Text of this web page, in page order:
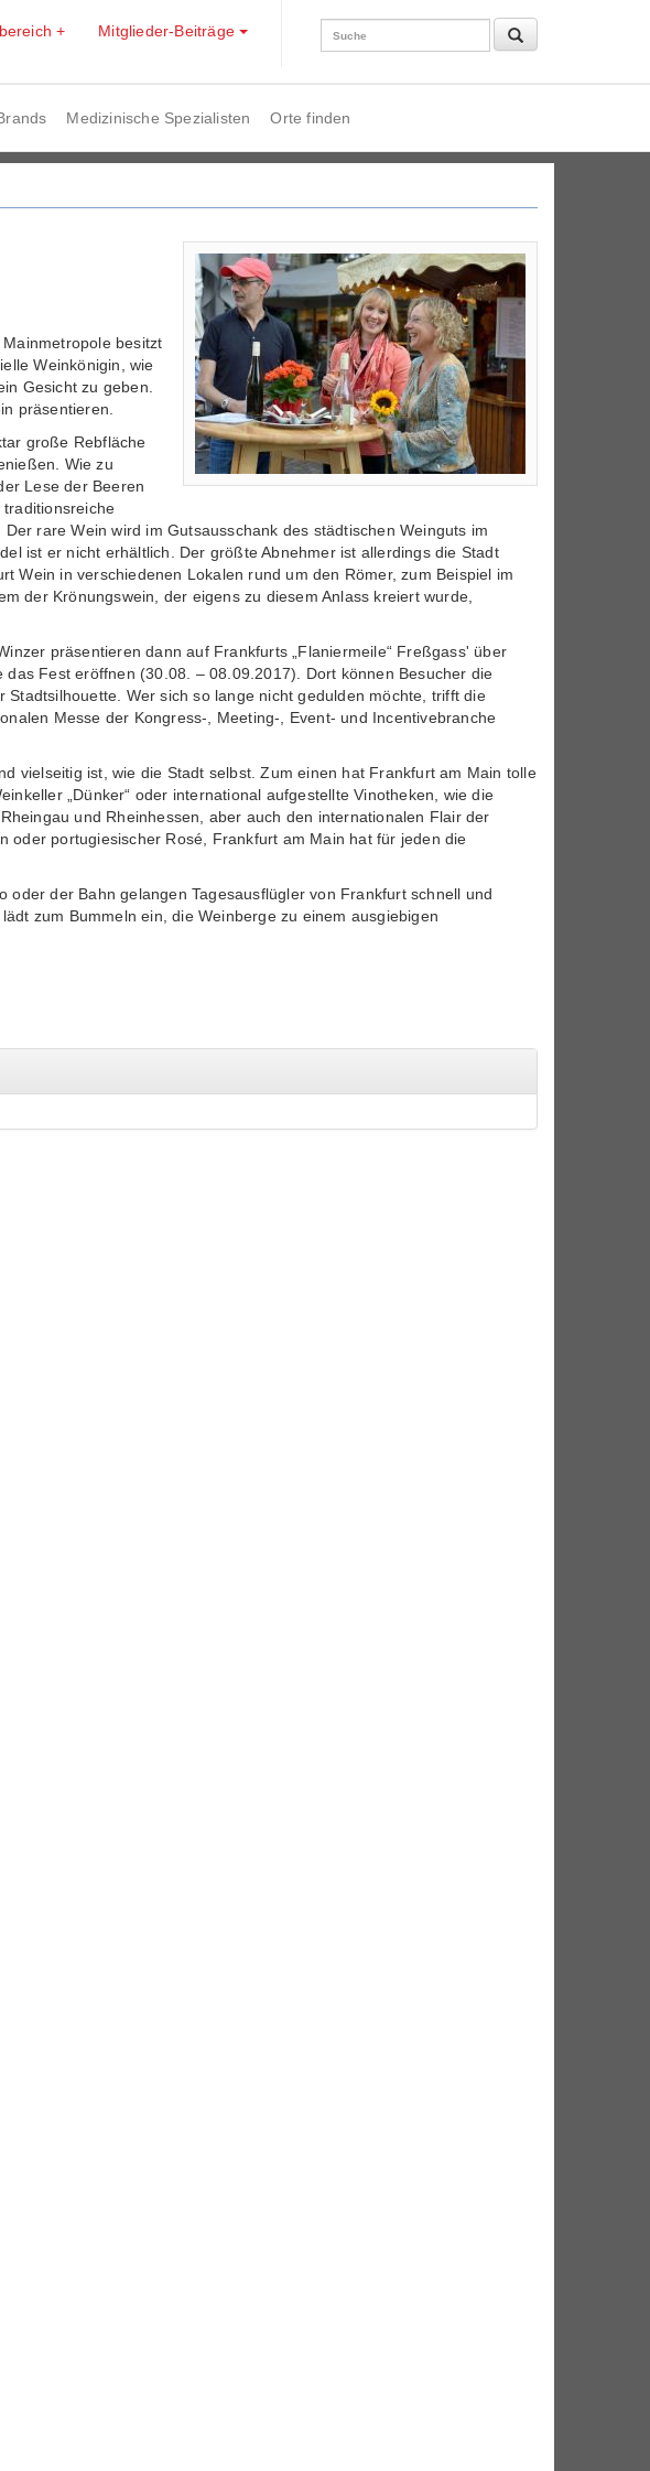
+ Mitglieder-Beiträge
Medizinische Spezialisten Orte finden
besitzt
Weinkönigin, wie
Gesicht zu geben.
präsentieren.
große Rebfläche
Wie zu
Lese der Beeren
rare Wein wird im Gutsausschank des städtischen Weinguts im
ist er nicht erhältlich. Der größte Abnehmer ist allerdings die Stadt
Wein in verschiedenen Lokalen rund um den Römer, zum Beispiel im
der Krönungswein, der eigens zu diesem Anlass kreiert wurde,
präsentieren dann auf Frankfurts „Flaniermeile“ Freßgass' über
Fest eröffnen (30.08. – 08.09.2017). Dort können Besucher die
Wer sich so lange nicht gedulden möchte, trifft die
Messe der Kongress-, Meeting-, Event- und Incentivebranche
vielseitig ist, wie die Stadt selbst. Zum einen hat Frankfurt am Main tolle
„Dünker“ oder international aufgestellte Vinotheken, wie die
und Rheinhessen, aber auch den internationalen Flair der
oder portugiesischer Rosé, Frankfurt am Main hat für jeden die
der Bahn gelangen Tagesausflügler von Frankfurt schnell und
zum Bummeln ein, die Weinberge zu einem ausgiebigen